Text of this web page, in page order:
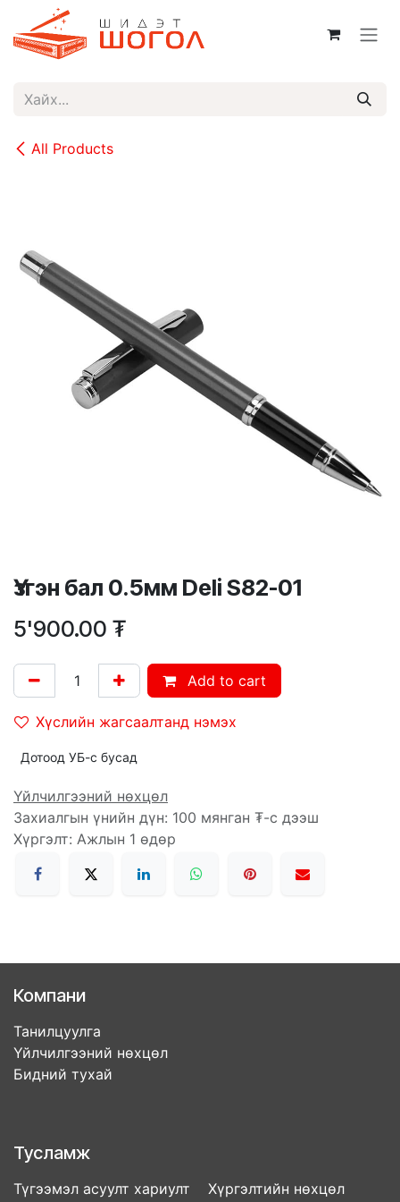
Skip to Content
All Products
Үзгэн бал 0.5мм Deli S82-01
5'900.00 ₮
Add to cart
Хүслийн жагсаалтанд нэмэх
Дотоод УБ-с бусад
Үйлчилгээний нөхцөл
Захиалгын үнийн дүн: 100 мянган ₮-с дээш
Хүргэлт: Ажлын 1 өдөр
Компани
Танилцуулга
Үйлчилгээний нөхцөл
Бидний тухай
Тусламж
Түгээмэл асуулт хариулт Хүргэлтийн нөхцөл